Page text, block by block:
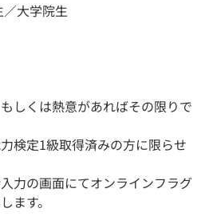
大学院生
しくは熱意があればその限りで
検定1級取得済みの方に限らせ
力の画面にてオンラインフラグ
ます。